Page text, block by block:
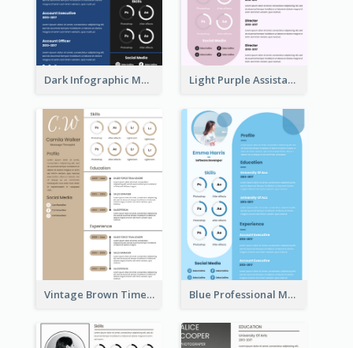
Dark Infographic Marketing Assistant Resume Light Purple Assistant Resume
Vintage Brown Timeline Resume Blue Professional Marketing Resume